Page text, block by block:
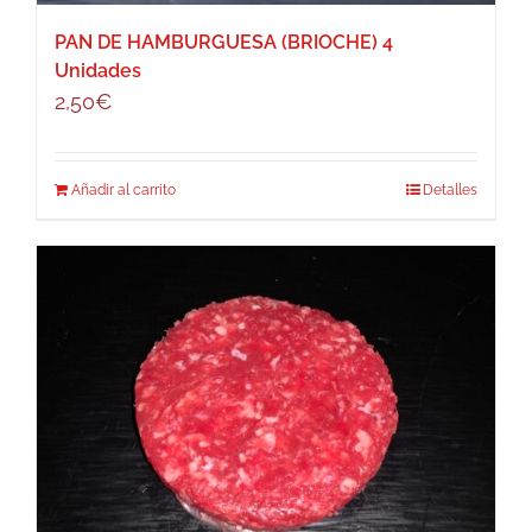
PAN DE HAMBURGUESA (BRIOCHE) 4
Unidades
2,50€
Añadir al carrito Detalles